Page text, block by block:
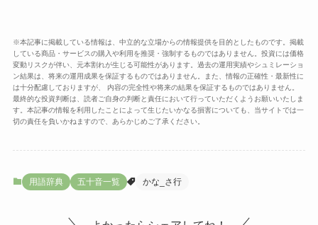
※本記事に掲載している情報は、中立的な立場からの情報提供を目的としたものです。掲載
している商品・サービスの購入や利用を推奨・強制するものではありません。投資には価格
変動リスクが伴い、元本割れが生じる可能性があります。過去の運用実績やシュミレーショ
ン結果は、将来の運用成果を保証するものではありません。また、情報の正確性・最新性に
は十分配慮しておりますが、 内容の完全性や将来の結果を保証するものではありません。
最終的な投資判断は、読者ご自身の判断と責任において行っていただくようお願いいたしま
す。本記事の情報を利用したことによって生じたいかなる損害についても、当サイトでは一
切の責任を負いかねますので、あらかじめご了承ください。
用語辞典 五十音一覧 かな_さ行